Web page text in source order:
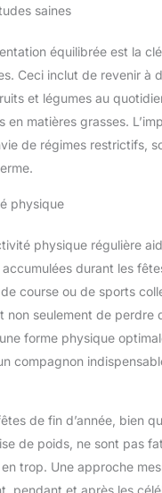
saines
équilibrée est la
Ceci inclut de revenir à
et légumes au
en matières grasses.
de régimes restrictifs,
physique
physique régulière
durant les
course ou de sports
non seulement de perdre
forme physique
compagnon
de fin d’année, bien
de poids, ne sont pas
trop. Une approche